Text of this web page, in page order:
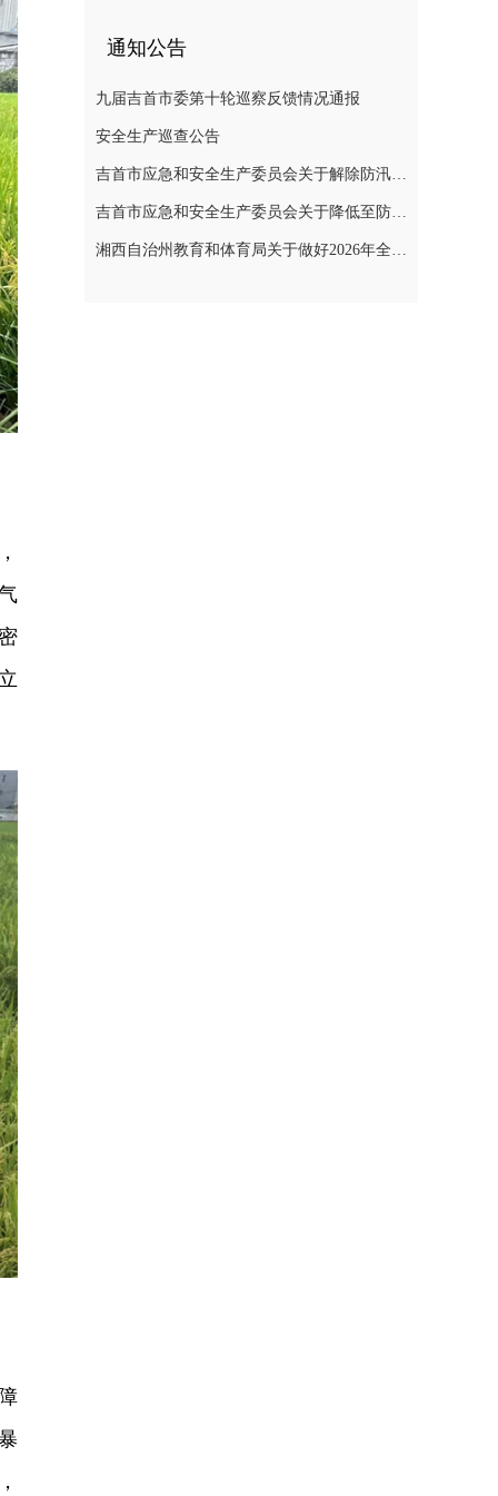
通知公告
九届吉首市委第十轮巡察反馈情况通报
安全生产巡查公告
吉首市应急和安全生产委员会关于解除防汛Ⅳ级应急响应和自然灾害救助Ⅳ级应急响应的通知
吉首市应急和安全生产委员会关于降低至防汛IV级应急响应的紧急通知
湘西自治州教育和体育局关于做好2026年全州中小学校放暑假有关工作的通知